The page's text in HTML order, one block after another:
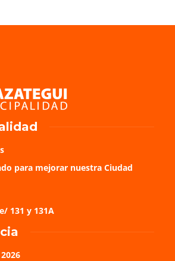
para mejorar nuestra Ciudad
131 y 131A